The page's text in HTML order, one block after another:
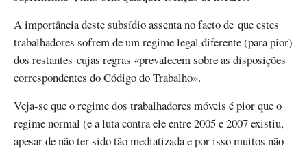
A importância deste subsídio assenta no facto de que estes
trabalhadores sofrem de um regime legal diferente (para pior)
dos restantes cujas regras «prevalecem sobre as disposições
correspondentes do Código do Trabalho».
Veja-se que o regime dos trabalhadores móveis é pior que o
regime normal (e a luta contra ele entre 2005 e 2007 existiu,
apesar de não ter sido tão mediatizada e por isso muitos não